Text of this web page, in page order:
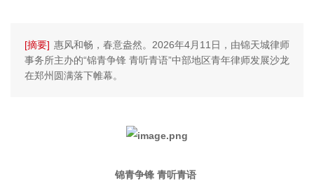
[摘要] 惠风和畅，春意盎然。2026年4月11日，由锦天城律师
事务所主办的“锦青争锋 青听青语”中部地区青年律师发展沙龙
在郑州圆满落下帷幕。
锦青争锋 青听青语